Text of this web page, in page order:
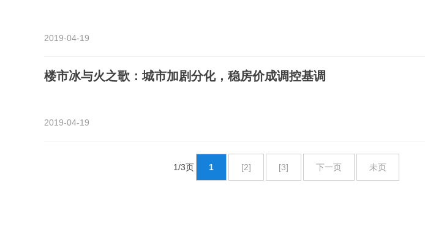
2019-04-19
楼市冰与火之歌：城市加剧分化，稳房价成调控基调
2019-04-19
1/3页 1 [2] [3] 下一页 未页